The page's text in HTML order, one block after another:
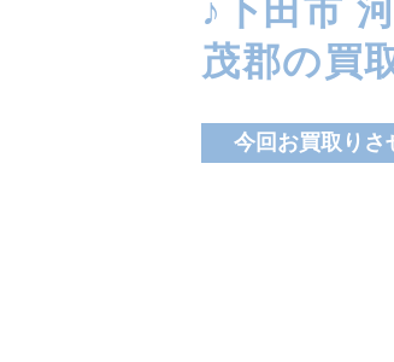
♪下田市
茂郡の買
今回お買取りさ